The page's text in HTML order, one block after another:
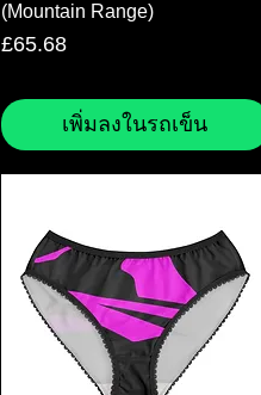
(Mountain Range)
ราคา
£65.68
เพิ่มลงในรถเข็น